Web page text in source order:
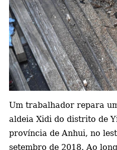
Um trabalhador repara
aldeia Xidi do distrito de
província de Anhui, no
setembro de 2018.Ao